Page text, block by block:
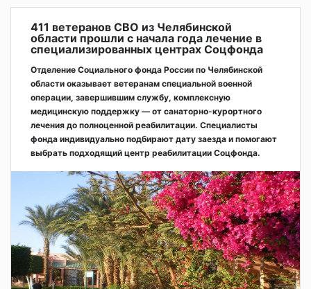
411 ветеранов СВО из Челябинской
области прошли с начала года лечение в
специализированных центрах Соцфонда
Отделение Социального фонда России по Челябинской
области оказывает ветеранам специальной военной
операции, завершившим службу, комплексную
медицинскую поддержку — от санаторно-курортного
лечения до полноценной реабилитации. Специалисты
фонда индивидуально подбирают дату заезда и помогают
выбрать подходящий центр реабилитации Соцфонда.